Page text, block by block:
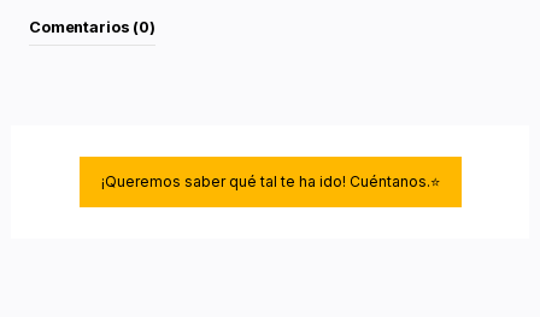
Comentarios (0)
¡Queremos saber qué tal te ha ido! Cuéntanos.⭐